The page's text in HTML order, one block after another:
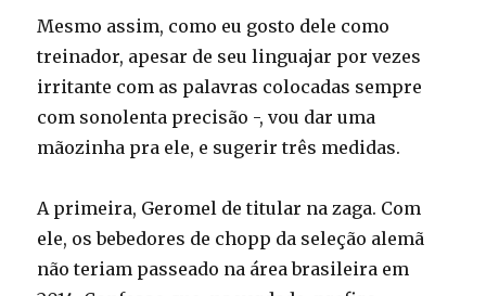
Mesmo assim, como eu gosto dele como
treinador, apesar de seu linguajar por vezes
irritante com as palavras colocadas sempre
com sonolenta precisão -, vou dar uma
mãozinha pra ele, e sugerir três medidas.
A primeira, Geromel de titular na zaga. Com
ele, os bebedores de chopp da seleção alemã
não teriam passeado na área brasileira em